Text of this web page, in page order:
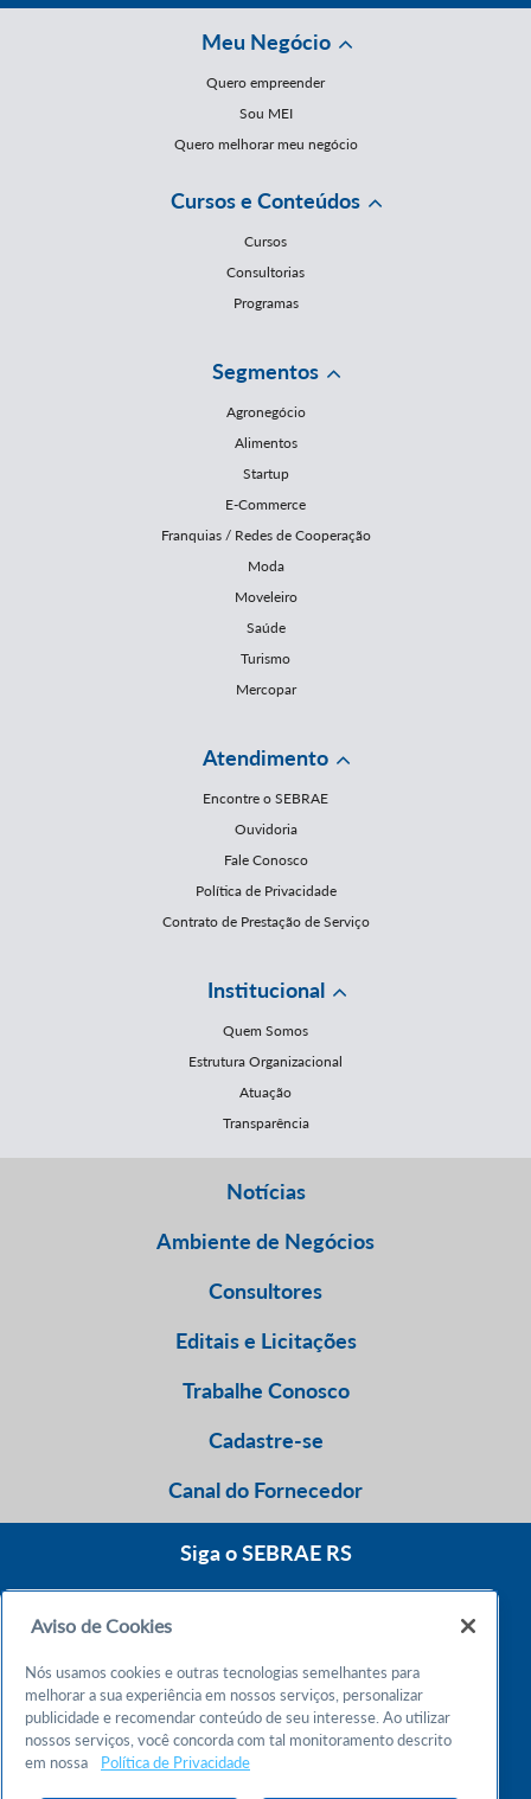
Meu Negócio
Quero empreender
Sou MEI
Quero melhorar meu negócio
Cursos e Conteúdos
Cursos
Consultorias
Programas
Segmentos
Agronegócio
Alimentos
Startup
E-Commerce
Franquias / Redes de Cooperação
Moda
Moveleiro
Saúde
Turismo
Mercopar
Atendimento
Encontre o SEBRAE
Ouvidoria
Fale Conosco
Política de Privacidade
Contrato de Prestação de Serviço
Institucional
Quem Somos
Estrutura Organizacional
Atuação
Transparência
Notícias
Ambiente de Negócios
Consultores
Editais e Licitações
Trabalhe Conosco
Cadastre-se
Canal do Fornecedor
Siga o SEBRAE RS
Atendimento 24h
Chame no WhatsApp
Aviso de Cookies
Nós usamos cookies e outras tecnologias semelhantes para
melhorar a sua experiência em nossos serviços, personalizar
publicidade e recomendar conteúdo de seu interesse. Ao utilizar
nossos serviços, você concorda com tal monitoramento descrito
em nossa
Política de Privacidade